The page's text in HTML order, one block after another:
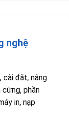
nghệ
cài đặt, nâng
phần
in, nạp